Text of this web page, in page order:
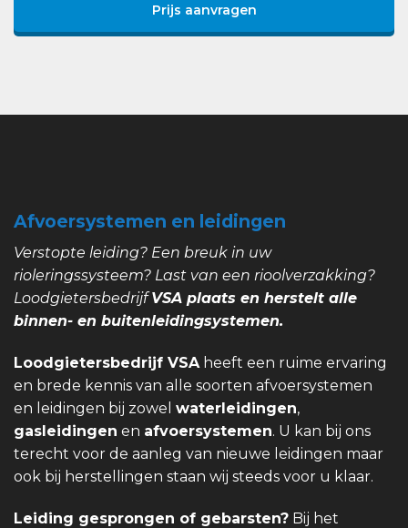
Prijs aanvragen
Afvoersystemen en leidingen
Verstopte leiding? Een breuk in uw
rioleringssysteem? Last van een rioolverzakking?
LoodgietersbedrijfVSA plaats en herstelt alle
binnen- en buitenleidingsystemen.
Loodgietersbedrijf VSA heeft een ruime ervaring
en brede kennis van alle soorten afvoersystemen
en leidingen bij zowel waterleidingen,
gasleidingen en afvoersystemen. U kan bij ons
terecht voor de aanleg van nieuwe leidingen maar
ook bij herstellingen staan wij steeds voor u klaar.
Leiding gesprongen of gebarsten? Bij het